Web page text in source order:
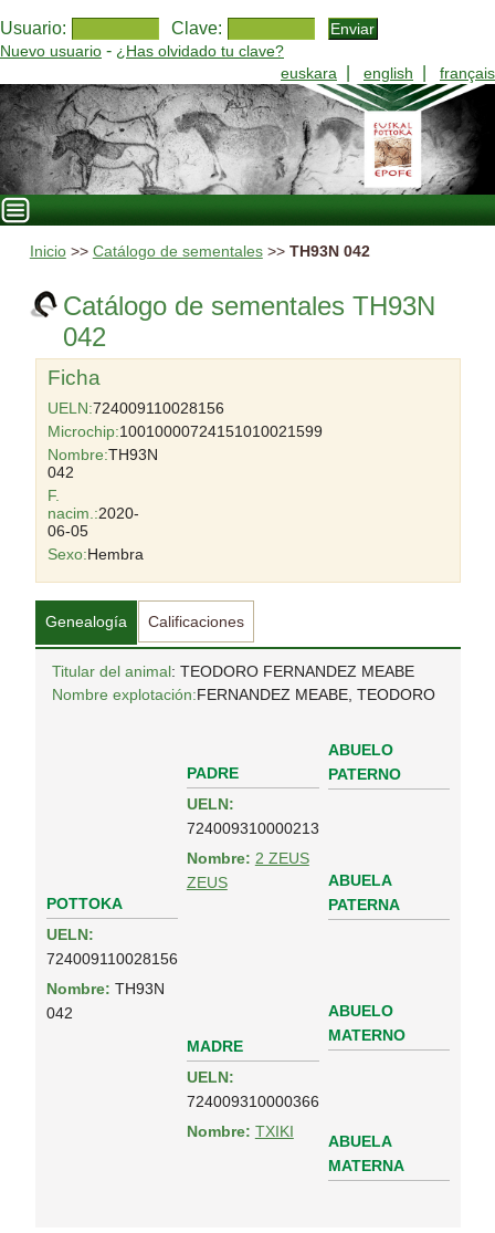
Usuario: Clave:
Nuevo usuario - ¿Has olvidado tu clave?
euskara
english français
Inicio>> Catálogo de sementales>> TH93N 042
Catálogo de sementales TH93N
042
Ficha
UELN:724009110028156
Microchip:10010000724151010021599
Nombre:TH93N
042
F.
nacim.:2020-
06-05
Sexo:Hembra
Genealogía Calificaciones
Titular del animal: TEODORO FERNANDEZ MEABE
Nombre explotación:FERNANDEZ MEABE, TEODORO
POTTOKA
UELN:
724009110028156
Nombre: TH93N
042
PADRE
UELN:
724009310000213
Nombre: 2 ZEUS
ZEUS
ABUELO
PATERNO
ABUELA
PATERNA
MADRE
UELN:
724009310000366
Nombre: TXIKI
ABUELO
MATERNO
ABUELA
MATERNA